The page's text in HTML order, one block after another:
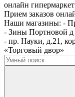
онлайн
Прием заказов
Наши магазины: -
- Зины Портновой
- пр. Науки, д.21,
«Торговый двор»